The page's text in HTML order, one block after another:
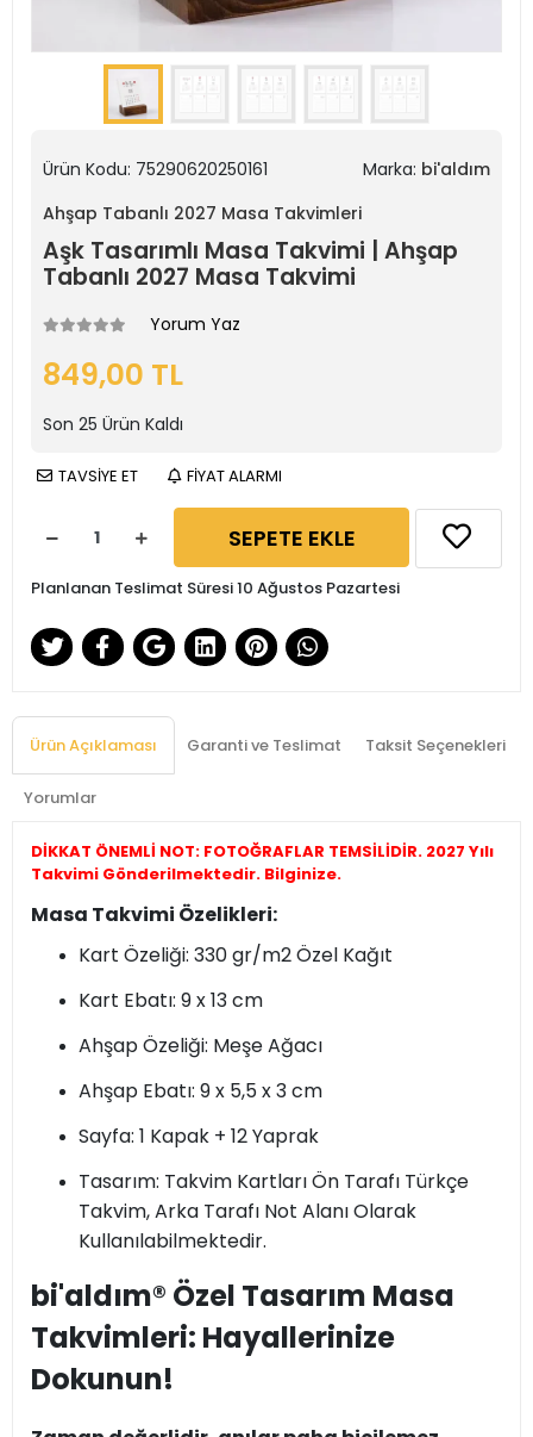
Ürün Kodu: 75290620250161 Marka: bi'aldım
Ahşap Tabanlı 2027 Masa Takvimleri
Aşk Tasarımlı Masa Takvimi | Ahşap
Tabanlı 2027 Masa Takvimi
Yorum Yaz
849,00 TL
Son 25 Ürün Kaldı
TAVSİYE ET FİYAT ALARMI
SEPETE EKLE
Planlanan Teslimat Süresi 10 Ağustos Pazartesi
Ürün Açıklaması Garanti ve Teslimat Taksit Seçenekleri
Yorumlar
DİKKAT ÖNEMLİ NOT: FOTOĞRAFLAR TEMSİLİDİR. 2027 Yılı
Takvimi Gönderilmektedir. Bilginize.
Masa Takvimi Özelikleri:
Kart Özeliği: 330 gr/m2 Özel Kağıt
Kart Ebatı: 9 x 13 cm
Ahşap Özeliği: Meşe Ağacı
Ahşap Ebatı: 9 x 5,5 x 3 cm
Sayfa: 1 Kapak + 12 Yaprak
Tasarım: Takvim Kartları Ön Tarafı Türkçe
Takvim, Arka Tarafı Not Alanı Olarak
Kullanılabilmektedir.
bi'aldım® Özel Tasarım Masa
Takvimleri: Hayallerinize
Dokunun!